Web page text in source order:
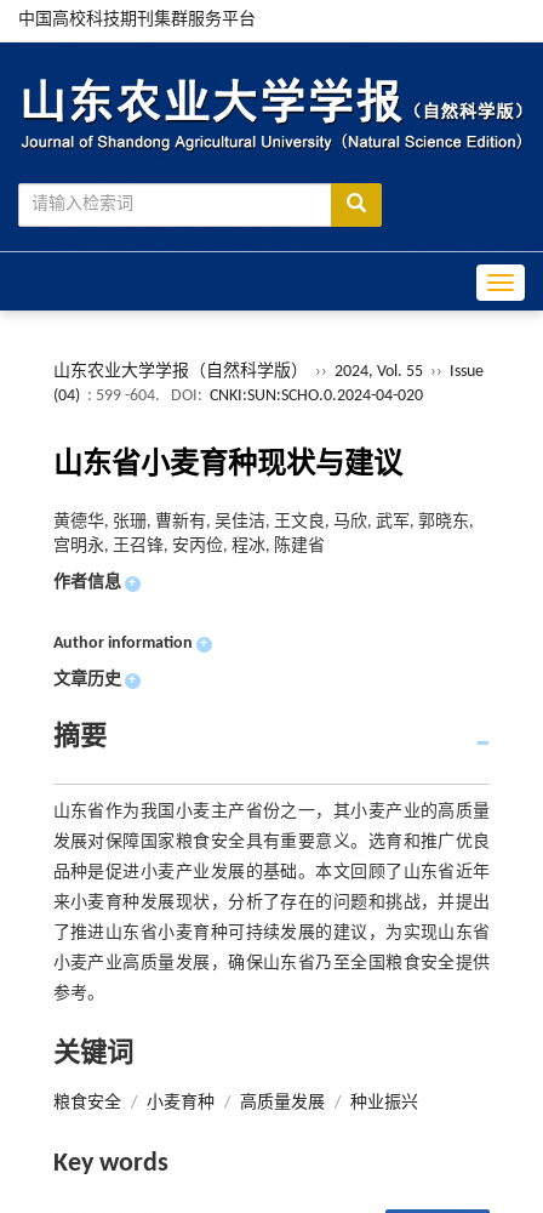
中国高校科技期刊集群服务平台
山东农业大学学报（自然科学版） ›› 2024, Vol. 55 ›› Issue
(04) : 599 -604. DOI: CNKI:SUN:SCHO.0.2024-04-020
山东省小麦育种现状与建议
黄德华, 张珊, 曹新有, 吴佳洁, 王文良, 马欣, 武军, 郭晓东,
宫明永, 王召锋, 安丙俭, 程冰, 陈建省
作者信息 +
Author information +
文章历史 +
摘要
山东省作为我国小麦主产省份之一，其小麦产业的高质量
发展对保障国家粮食安全具有重要意义。选育和推广优良
品种是促进小麦产业发展的基础。本文回顾了山东省近年
来小麦育种发展现状，分析了存在的问题和挑战，并提出
了推进山东省小麦育种可持续发展的建议，为实现山东省
小麦产业高质量发展，确保山东省乃至全国粮食安全提供
参考。
关键词
粮食安全 / 小麦育种 / 高质量发展 / 种业振兴
Key words